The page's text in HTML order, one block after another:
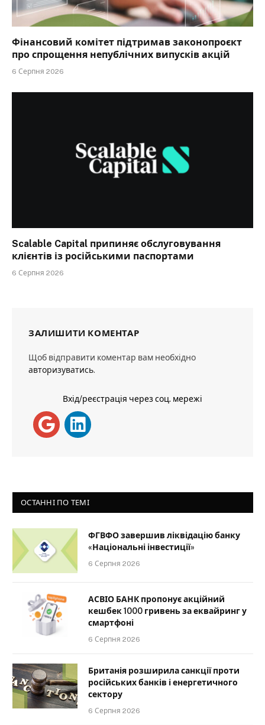
Фінансовий комітет підтримав законопроєкт
про спрощення непублічних випусків акцій
6 Серпня 2026
Scalable Capital припиняє обслуговування
клієнтів із російськими паспортами
6 Серпня 2026
ЗАЛИШИТИ КОМЕНТАР
Щоб відправити коментар вам необхідно
авторизуватись.
Вхід/реєстрація через соц. мережі
ОСТАННІ ПО ТЕМІ
ФГВФО завершив ліквідацію банку
«Національні інвестиції»
6 Серпня 2026
АСВІО БАНК пропонує акційний
кешбек 1000 гривень за еквайринг у
смартфоні
6 Серпня 2026
Британія розширила санкції проти
російських банків і енергетичного
сектору
6 Серпня 2026